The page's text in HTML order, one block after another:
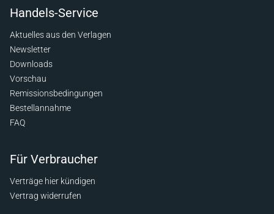
Handels-Service
Aktuelles aus den Verlagen
Newsletter
Downloads
Vorschau
Remissionsbedingungen
Bestellannahme
FAQ
Für Verbraucher
Verträge hier kündigen
Vertrag widerrufen